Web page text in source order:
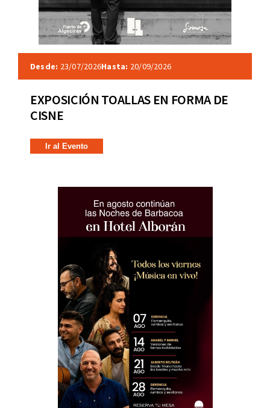
Desde: 23/07/2026Hasta: 20/09/2026
EXPOSICIÓN TOALLAS EN FORMA DE
CISNE
Ir al Evento